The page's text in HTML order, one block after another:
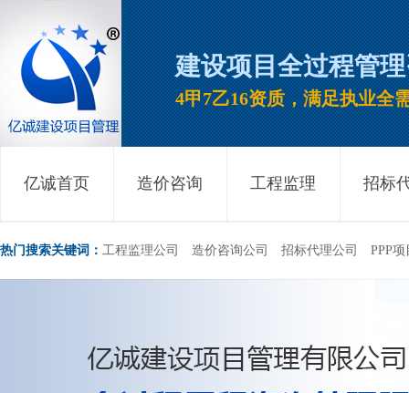
建设项目全过程管
4甲7乙16资质，满足执业全
亿诚首页 造价咨询 工程监理 招标
热门搜索关键词： 工程监理公司 造价咨询公司 招标代理公司 PPP